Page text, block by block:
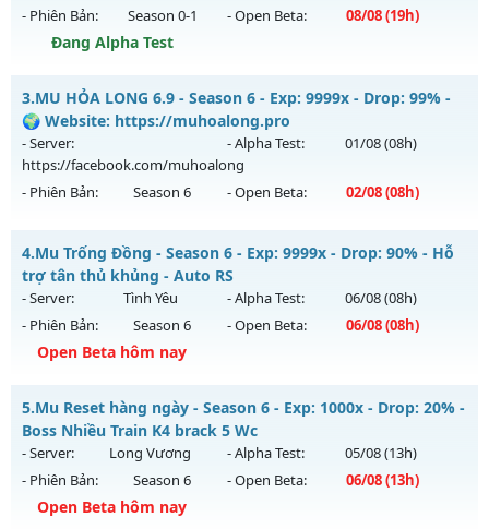
Exp: 500x - Drop: 20%
Kiểu reset: Reset In Game
Thể loại: Mu Nguyên bản Webzen
Antihack: PRO
- Phiên Bản:
Season 0-1 - Open Beta: 08/08(19h)
Đang Alpha Test
Hà Nội - Dễ Chơi Giải Trí Miễn Phí
Mu mới ra tháng 08 2026 - Mở máy chủ
ngày 08/08/2626
Exp: 20x - Drop: 30%
Antihack: gold
3.MU HỎA LONG 6.9 - Season 6 - Exp: 9999x - Drop: 99% -
🌍 Website: https://muhoalong.pro
- Server:
https://facebook.com/muhoalong
- Alpha Test: 01/08(08h)
- Phiên Bản: Season 6 - Open Beta: 02/08(08h)
MU HỎA LONG 6.9 - 🌍 Website: https://muhoalong.pro
Mu mới ra tháng 08 2026 - Mở máy chủ
https://facebook.com/muhoalongvào 08h ngày
02/08/2626
Exp: 9999x - Drop: 99%
Thể loại: Mu Nguyên bản Webzen
Antihack: XShield
4.Mu Trống Đồng - Season 6 - Exp: 9999x - Drop: 90% - Hỗ
trợ tân thủ khủng - Auto RS
- Server: Tình Yêu - Alpha Test: 06/08(08h)
- Phiên Bản:
Season 6 - Open Beta: 06/08(08h)
Open Beta hôm nay
Mu Trống Đồng - Hỗ trợ tân thủ khủng - Auto RS
Mu mới ra tháng 08 2026 - Mở máy chủ
ngày 06/08/2626
Exp: 9999x - Drop: 90%
Kiểu reset: Reset In Game
5.Mu Reset hàng ngày - Season 6 - Exp: 1000x - Drop: 20% -
Boss Nhiều Train K4 brack 5 Wc
- Server: Long Vương - Alpha Test: 05/08(13h)
- Phiên Bản:
Season 6 - Open Beta: 06/08(13h)
Open Beta hôm nay